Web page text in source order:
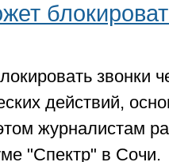
звонки
действий,
журналистам
"Спектр" в Сочи.